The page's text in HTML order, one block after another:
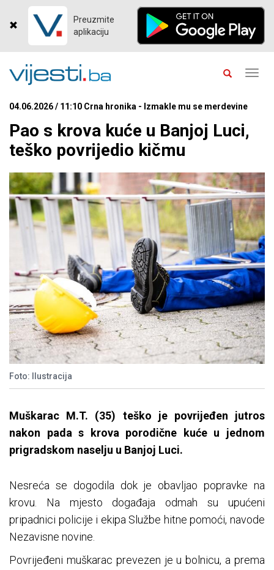
Preuzmite
aplikaciju
04.06.2026 / 11:10 Crna hronika - Izmakle mu se merdevine
Pao s krova kuće u Banjoj Luci,
teško povrijedio kičmu
Foto: Ilustracija
Muškarac M.T. (35) teško je povrijeđen jutros
nakon pada s krova porodične kuće u jednom
prigradskom naselju u Banjoj Luci.
Nesreća se dogodila dok je obavljao popravke na
krovu. Na mjesto događaja odmah su upućeni
pripadnici policije i ekipa Službe hitne pomoći, navode
Nezavisne novine.
Povrijeđeni muškarac prevezen je u bolnicu, a prema